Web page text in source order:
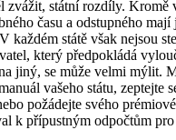
zvážit, státní rozdíly. Kromě
času a odstupného
každém státě však nejsou
který předpokládá
jiný, se může velmi mýlit.
vašeho státu, zeptejte
požádejte svého
k přípustným odpočtům